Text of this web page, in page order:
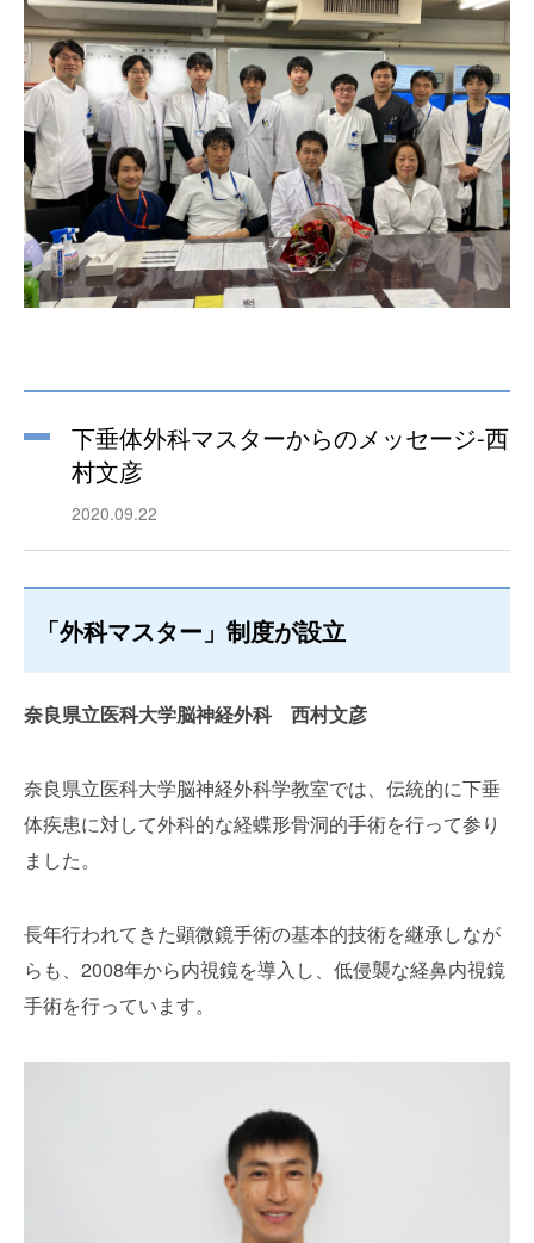
下垂体外科マスターからのメッセージ-西
村文彦
2020.09.22
「外科マスター」制度が設立
奈良県立医科大学脳神経外科 西村文彦
奈良県立医科大学脳神経外科学教室では、伝統的に下垂
体疾患に対して外科的な経蝶形骨洞的手術を行って参り
ました。
長年行われてきた顕微鏡手術の基本的技術を継承しなが
らも、 2008年から内視鏡を導入し、低侵襲な経鼻内視鏡
手術を行っています。